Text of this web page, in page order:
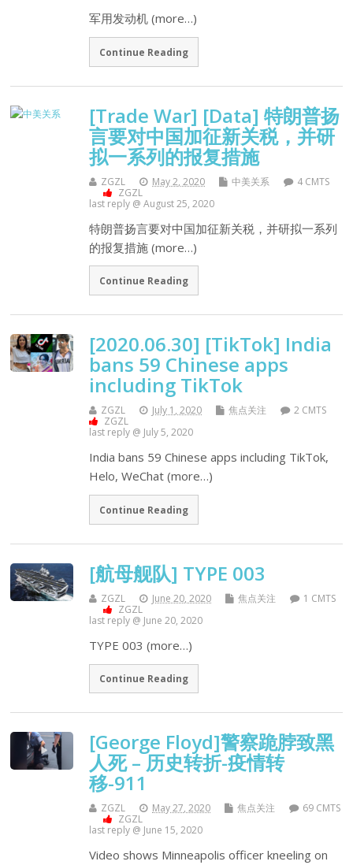
军用发动机 (more…)
Continue Reading
[Trade War] [Data] 特朗普扬
言要对中国加征新关税，并研
拟一系列的报复措施
ZGZL May 2, 2020 中美关系
4 CMTS
ZGZL
last reply @ August 25, 2020
特朗普扬言要对中国加征新关税，并研拟一系列
的报复措施 (more…)
Continue Reading
[2020.06.30] [TikTok] India
bans 59 Chinese apps
including TikTok
ZGZL July 1, 2020 焦点关注
2 CMTS
ZGZL
last reply @ July 5, 2020
India bans 59 Chinese apps including TikTok,
Helo, WeChat (more…)
Continue Reading
[航母舰队] TYPE 003
ZGZL June 20, 2020 焦点关注
1 CMTS
ZGZL
last reply @ June 20, 2020
TYPE 003 (more…)
Continue Reading
[George Floyd]警察跪脖致黑
人死 – 历史转折-疫情转
移-911
ZGZL May 27, 2020 焦点关注
69 CMTS
ZGZL
last reply @ June 15, 2020
Video shows Minneapolis officer kneeling on